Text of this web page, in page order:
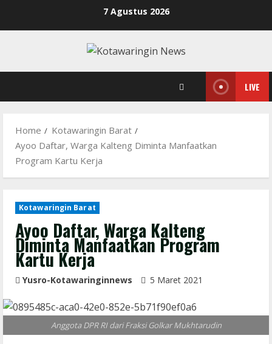
7 Agustus 2026
LIVE
Home
Kotawaringin Barat
Ayoo Daftar, Warga Kalteng Diminta Manfaatkan
Program Kartu Kerja
Kotawaringin Barat
Ayoo Daftar, Warga Kalteng
Diminta Manfaatkan Program
Kartu Kerja
Yusro-Kotawaringinnews 5 Maret 2021
Anggota DPR RI dari Fraksi Golkar Mukhtarudin